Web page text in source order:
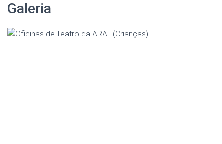
Galeria